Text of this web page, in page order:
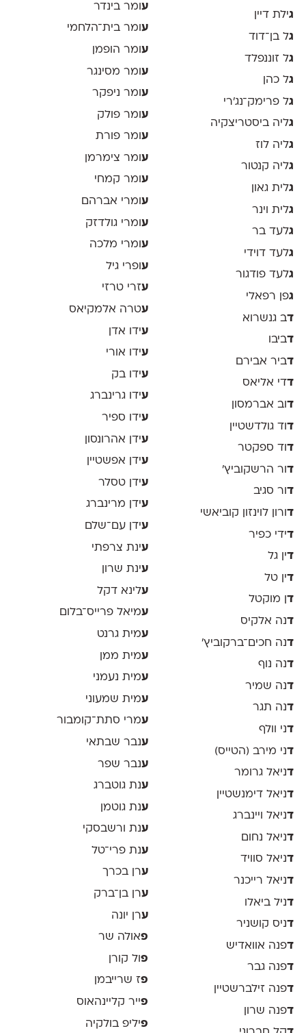
גילת דיין
גל בן־דוד
גל זוננפלד
גל כהן
גל פרימק־נג׳רי
גליה ביסטריצקיה
גליה לוז
גליה קנטור
גלית גאון
גלית וינר
גלעד בר
גלעד דוידי
גלעד פודגור
גפן רפאלי
דב גנשרוא
דביבו
דביר אבירם
דדי אליאס
דוב אברמסון
דוד גולדשטיין
דוד ספקטר
דור הרשקוביץ׳
דור סגיב
דורון לוינזון קוביאשי
דידי כפיר
דין גל
דין טל
דן מוקטל
דנה אלקיס
דנה חכים־ברקוביץ׳
דנה נוף
דנה שמיר
דנה תגר
דני וולף
דני מירב (הטייס)
דניאל גרומר
דניאל דימנשטיין
דניאל ויינברג
דניאל נחום
דניאל סוויד
דניאל רייכנר
דניל ביאלו
דניס קושניר
דפנה אוואדיש
דפנה גבר
דפנה זילברשטיין
דפנה שרון
ע ומר בינדר
עומר בית־הלחמי
ע ומר הופמן
עומר מסינגר
ע ומר ניפקר
ע ומר פולק
עומר פורת
ע ומר צימרמן
עומר קמחי
ע ומרי אברהם
ע ומרי גולדזק
עומרי מלכה
ע ופרי גיל
עזרי טרזי
עטרה אלמקיאס
עידו אדן
עידו אורי
עידו בק
עידו גרינברג
עידו ספיר
עידן אהרונסון
עידן אפשטיין
עידן טסלר
עידן מרינברג
עידן עם־שלם
עינת צרפתי
עינת שרון
עלינא דקל
עמיאל פרייס־בלום
עמית גרנט
עמית ממן
עמית נעמני
עמית שמעוני
עמרי סתת־קומבור
ענבר שבתאי
ענבר שפר
ענת גוטברג
ענת גוטמן
ענת ורשבסקי
ענת פרי־טל
ערן בכרך
ערן בן־ברק
ערן יונה
פאולה שר
פ ול קורן
פז שרייבמן
פייר קליינהאוס
פיליפ בולקיה